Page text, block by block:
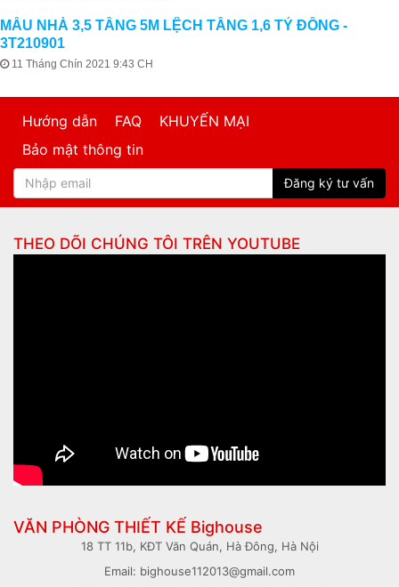
MẪU NHÀ 3,5 TẦNG 5M LỆCH TẦNG 1,6 TỶ ĐỒNG -
3T210901
11 Tháng Chín 2021 9:43 CH
Hướng dẫn FAQ
KHUYẾN MẠI
Bảo mật thông tin
Đăng ký tư vấn
THEO DÕI CHÚNG TÔI TRÊN YOUTUBE
VĂN PHÒNG THIẾT KẾ Bighouse
18 TT 11b, KĐT Văn Quán, Hà Đông, Hà Nội
Email: bighouse112013@gmail.com